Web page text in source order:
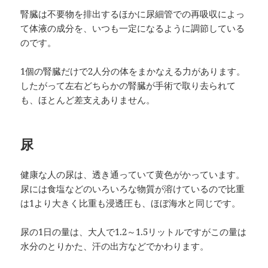
腎臓は不要物を排出するほかに尿細管での再吸収によっ
て体液の成分を、いつも一定になるように調節している
のです。
1個の腎臓だけで2人分の体をまかなえる力があります。
したがって左右どちらかの腎臓が手術で取り去られて
も、ほとんど差支えありません。
尿
健康な人の尿は、透き通っていて黄色がかっています。
尿には食塩などのいろいろな物質が溶けているので比重
は1より大きく比重も浸透圧も、ほぼ海水と同じです。
尿の1日の量は、大人で1.2～1.5リットルですがこの量は
水分のとりかた、汗の出方などでかわります。